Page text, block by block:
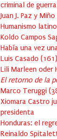
criminal de
Juan J. Paz y
Humanismo
Koldo Campos
Había una vez
Luis Casado (161 )
Lili Marleen oder
El retorno de la
Marco Teruggi (
Xiomara Castro
presidenta
Honduras: el
Reinaldo